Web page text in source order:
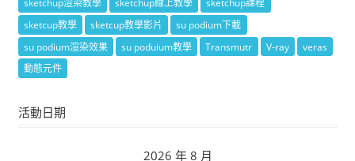
sketchup渲染教學
sketchup線上教學
sketchup課程
sketcup教學
sketcup教學影片
su podium下載
su podium渲染效果
su poduium教學 Transmutr V-ray
veras
動態元件
活動日期
2026 年 8 月